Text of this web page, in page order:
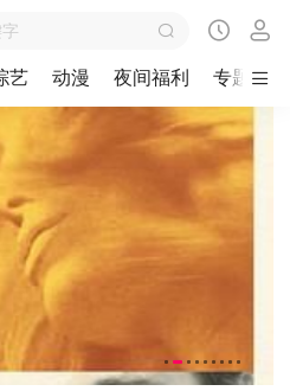
艺 动漫 夜间福利 专题